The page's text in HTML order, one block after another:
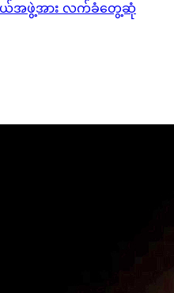
ယ်အဖွဲ့အား လက်ခံတွေ့ဆုံ